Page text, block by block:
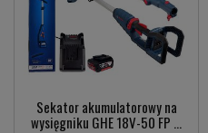
Sekator akumulatorowy na
wysięgniku GHE 18V-50 FP ...